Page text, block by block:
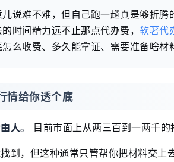
说难不难，但自己跑一趟真是够折
时间精力远不止那点代办费，软著代
么收费、多久能拿证、需要准备啥材
情给你透个底
人。 目前市面上从两三百到一两千
到，但这种通常只管帮你把材料交